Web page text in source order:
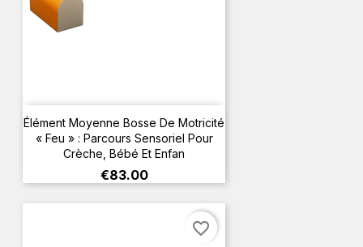
Élément Moyenne Bosse De Motricité
« Feu » : Parcours Sensoriel Pour
Crèche, Bébé Et Enfan
Price
€83.00
favorite_border